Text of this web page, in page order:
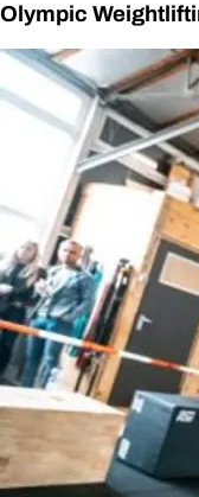
Olympic